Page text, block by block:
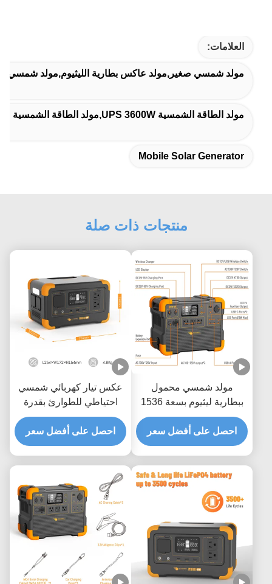
العلامات:
مولد شمسي صغير,مولد عاكس بطارية الليثيوم,مولد شمسي
مولد الطاقة الشمسية UPS 3600W,مولد الطاقة الشمسية لليثيوم UPS,مولد الطاقة الشمسية LFP 2400W
Mobile Solar Generator
منتجات ذات صلة
مولد شمسي محمول
ببطارية ليثيوم بسعة 1536
واط في الساعة، بقوة
عاكس 2200 واط، وزمن
شحن ساعتين
احصل على أفضل سعر
عكس تيار كهربائي شمسي
احتياطي للطوارئ بقدرة
300 واط مع سعة 288 واط
في الساعة ووحدة تحكم
بالشحن MPPT
احصل على أفضل سعر